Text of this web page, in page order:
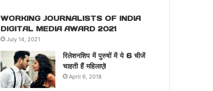
WORKING JOURNALISTS OF INDIA
DIGITAL MEDIA AWARD 2021
July 14, 2021
रिलेशनशिप में पुरुषों में ये 6 चीजें
चाहती हैं महिलाएं!
April 6, 2018